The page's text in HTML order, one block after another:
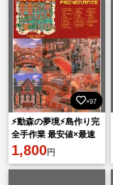
×97
⚡動森の夢境⚡島作り完
全手作業 最安値×最速
対応⭐Ver.3.0＆Switch2
対応
1,800円